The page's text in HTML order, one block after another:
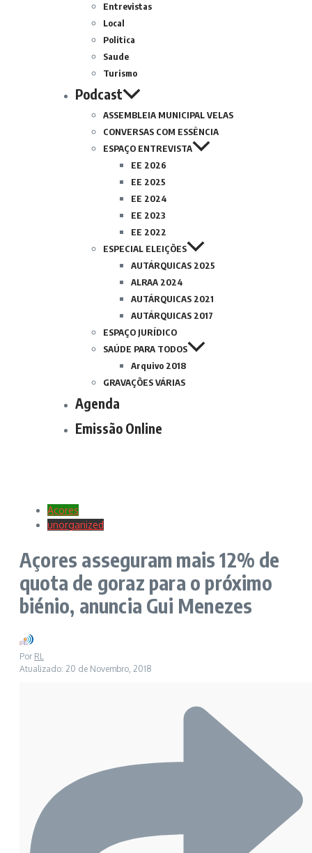
Entrevistas
Local
Politica
Saude
Turismo
Podcast
ASSEMBLEIA MUNICIPAL VELAS
CONVERSAS COM ESSÊNCIA
ESPAÇO ENTREVISTA
EE 2026
EE 2025
EE 2024
EE 2023
EE 2022
ESPECIAL ELEIÇÕES
AUTÁRQUICAS 2025
ALRAA 2024
AUTÁRQUICAS 2021
AUTÁRQUICAS 2017
ESPAÇO JURÍDICO
SAÚDE PARA TODOS
Arquivo 2018
GRAVAÇÕES VÁRIAS
Agenda
Emissão Online
Açores
unorganized
Açores asseguram mais 12% de
quota de goraz para o próximo
biénio, anuncia Gui Menezes
Por RL
Atualizado: 20 de Novembro, 2018